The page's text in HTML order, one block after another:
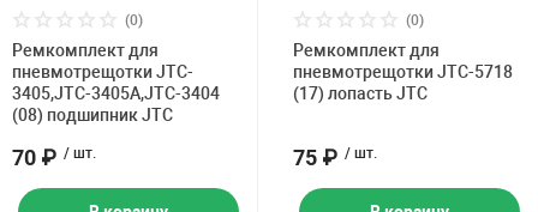
(0)
Ремкомплект для
пневмотрещотки JTC-
3405,JTC-3405A,JTC-3404
(08) подшипник JTC
70 ₽ / шт.
(0)
Ремкомплект для
пневмотрещотки JTC-5718
(17) лопасть JTC
75 ₽ / шт.